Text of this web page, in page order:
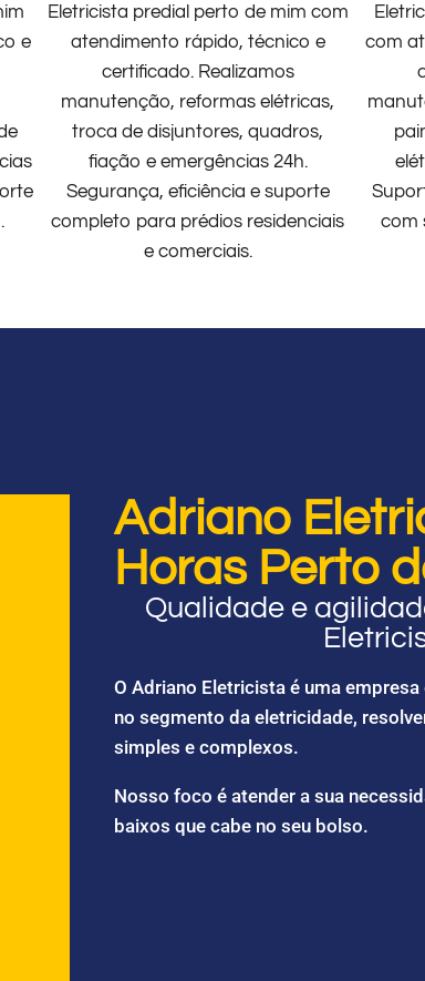
e
Eletricista predial perto de mim com
atendimento rápido, técnico e
certificado. Realizamos
manutenção, reformas elétricas,
troca de disjuntores, quadros,
fiação e emergências 24h.
Segurança, eficiência e suporte
completo para prédios residenciais
e comerciais.
com
com
Adriano
Horas Perto
Qualidade e
O Adriano Eletricista é uma
no segmento da eletricidade,
simples e complexos.
Nosso foco é atender a sua
baixos que cabe no seu bolso.